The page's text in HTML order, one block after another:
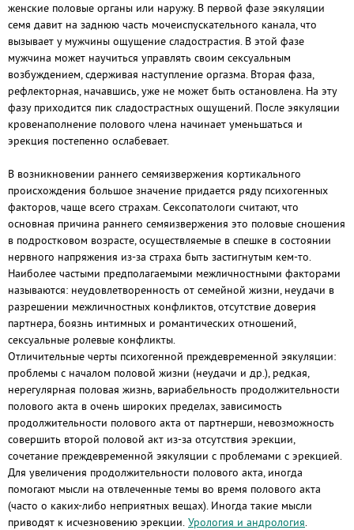
женские половые органы или наружу. В первой фазе эякуляции
семя давит на заднюю часть мочеиспускательного канала, что
вызывает у мужчины ощущение сладострастия. В этой фазе
мужчина может научиться управлять своим сексуальным
возбуждением, сдерживая наступление оргазма. Вторая фаза,
рефлекторная, начавшись, уже не может быть остановлена. На эту
фазу приходится пик сладострастных ощущений. После эякуляции
кровенаполнение полового члена начинает уменьшаться и
эрекция постепенно ослабевает.
В возникновении раннего семяизвержения кортикального
происхождения большое значение придается ряду психогенных
факторов, чаще всего страхам. Сексопатологи считают, что
основная причина раннего семяизвержения это половые сношения
в подростковом возрасте, осуществляемые в спешке в состоянии
нервного напряжения из-за страха быть застигнутым кем-то.
Наиболее частыми предполагаемыми межличностными факторами
называются: неудовлетворенность от семейной жизни, неудачи в
разрешении межличностных конфликтов, отсутствие доверия
партнера, боязнь интимных и романтических отношений,
сексуальные ролевые конфликты.
Отличительные черты психогенной преждевременной эякуляции:
проблемы с началом половой жизни (неудачи и др.), редкая,
нерегулярная половая жизнь, вариабельность продолжительности
полового акта в очень широких пределах, зависимость
продолжительности полового акта от партнерши, невозможность
совершить второй половой акт из-за отсутствия эрекции,
сочетание преждевременной эякуляции с проблемами с эрекцией.
Для увеличения продолжительности полового акта, иногда
помогают мысли на отвлеченные темы во время полового акта
(часто о каких-либо неприятных вещах). Иногда такие мысли
приводят к исчезновению эрекции. Урология и андрология.